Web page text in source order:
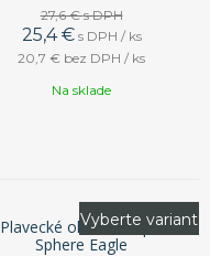
27,6 €s DPH
25,4 € s DPH / ks
20,7 € bez DPH / ks
Na sklade
Plavecké okuliare Aqua
Sphere Eagle
Vyberte variant